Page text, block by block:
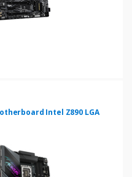
Intel Z890 LGA